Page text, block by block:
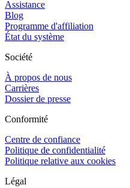
Assistance
Blog
Programme d'affiliation
État du système
Société
À propos de nous
Carrières
Dossier de presse
Conformité
Centre de confiance
Politique de confidentialité
Politique relative aux cookies
Légal